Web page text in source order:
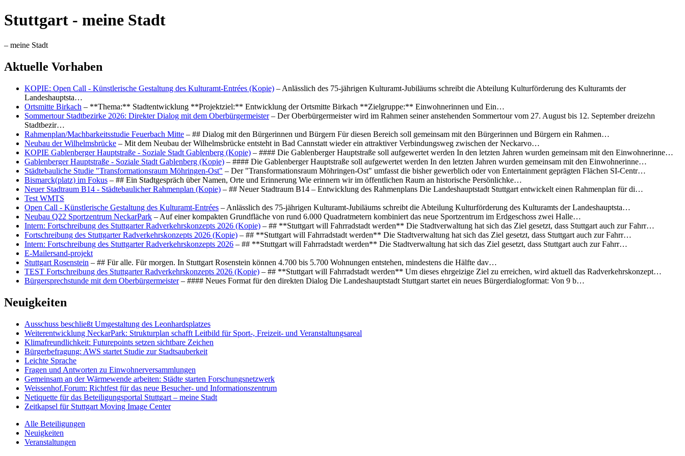
Stuttgart - meine Stadt
– meine Stadt
Aktuelle Vorhaben
KOPIE: Open Call - Künstlerische Gestaltung des Kulturamt-Entrées (Kopie) – Anlässlich des 75-jährigen Kulturamt-Jubiläums schreibt die Abteilung Kulturförderung des Kulturamts der
Landeshauptsta…
Ortsmitte Birkach – **Thema:** Stadtentwicklung **Projektziel:** Entwicklung der Ortsmitte Birkach **Zielgruppe:** Einwohnerinnen und Ein…
Sommertour Stadtbezirke 2026: Direkter Dialog mit dem Oberbürgermeister– Der Oberbürgermeister wird im Rahmen seiner anstehenden Sommertour vom 27. August bis 12. September dreizehn
Stadtbezir…
Rahmenplan/Machbarkeitsstudie Feuerbach Mitte – ## Dialog mit den Bürgerinnen und Bürgern Für diesen Bereich soll gemeinsam mit den Bürgerinnen und Bürgern ein Rahmen…
Neubau der Wilhelmsbrücke – Mit dem Neubau der Wilhelmsbrücke entsteht in Bad Cannstatt wieder ein attraktiver Verbindungsweg zwischen der Neckarvo…
KOPIE Gablenberger Hauptstraße - Soziale Stadt Gablenberg (Kopie) – #### Die Gablenberger Hauptstraße soll aufgewertet werden In den letzten Jahren wurden gemeinsam mit den Einwohnerinne…
Gablenberger Hauptstraße - Soziale Stadt Gablenberg (Kopie) – #### Die Gablenberger Hauptstraße soll aufgewertet werden In den letzten Jahren wurden gemeinsam mit den Einwohnerinne…
Städtebauliche Studie "Transformationsraum Möhringen-Ost" – Der "Transformationsraum Möhringen-Ost" umfasst die bisher gewerblich oder von Entertainment geprägten Flächen SI-Centr…
Bismarck(platz) im Fokus – ## Ein Stadtgespräch über Namen, Orte und Erinnerung Wie erinnern wir im öffentlichen Raum an historische Persönlichke…
Neuer Stadtraum B14 - Städtebaulicher Rahmenplan (Kopie) – ## Neuer Stadtraum B14 – Entwicklung des Rahmenplans Die Landeshauptstadt Stuttgart entwickelt einen Rahmenplan für di…
Test WMTS
Open Call - Künstlerische Gestaltung des Kulturamt-Entrées – Anlässlich des 75-jährigen Kulturamt-Jubiläums schreibt die Abteilung Kulturförderung des Kulturamts der Landeshauptsta…
Neubau Q22 Sportzentrum NeckarPark – Auf einer kompakten Grundfläche von rund 6.000 Quadratmetern kombiniert das neue Sportzentrum im Erdgeschoss zwei Halle…
Intern: Fortschreibung des Stuttgarter Radverkehrskonzepts 2026 (Kopie) – ## **Stuttgart will Fahrradstadt werden** Die Stadtverwaltung hat sich das Ziel gesetzt, dass Stuttgart auch zur Fahrr…
Fortschreibung des Stuttgarter Radverkehrskonzepts 2026 (Kopie) – ## **Stuttgart will Fahrradstadt werden** Die Stadtverwaltung hat sich das Ziel gesetzt, dass Stuttgart auch zur Fahrr…
Intern: Fortschreibung des Stuttgarter Radverkehrskonzepts 2026 – ## **Stuttgart will Fahrradstadt werden** Die Stadtverwaltung hat sich das Ziel gesetzt, dass Stuttgart auch zur Fahrr…
E-Mailersand-projekt
Stuttgart Rosenstein – ## Für alle. Für morgen. In Stuttgart Rosenstein können 4.700 bis 5.700 Wohnungen entstehen, mindestens die Hälfte dav…
TEST Fortschreibung des Stuttgarter Radverkehrskonzepts 2026 (Kopie) – ## **Stuttgart will Fahrradstadt werden** Um dieses ehrgeizige Ziel zu erreichen, wird aktuell das Radverkehrskonzept…
Bürgersprechstunde mit dem Oberbürgermeister– #### Neues Format für den direkten Dialog Die Landeshauptstadt Stuttgart startet ein neues Bürgerdialogformat: Von 9 b…
Neuigkeiten
Ausschuss beschließt Umgestaltung des Leonhards­platzes
Weiterentwicklung NeckarPark: Strukturplan schafft Leitbild für Sport-, Freizeit- und Veranstaltungsareal
Klimafreundlichkeit: Futurepoints setzen sichtbare Zeichen
Bürgerbefragung: AWS startet Studie zur Stadtsauberkeit
Leichte Sprache
Fragen und Antworten zu Einwohnerversammlungen
Gemeinsam an der Wärmewende arbeiten: Städte starten Forschungsnetzwerk
Weissenhof.Forum: Richtfest für das neue Besucher- und Informationszentrum
Netiquette für das Beteiligungsportal Stuttgart – meine Stadt
Zeitkapsel für Stuttgart Moving Image Center
Alle Beteiligungen
Neuigkeiten
Veranstaltungen